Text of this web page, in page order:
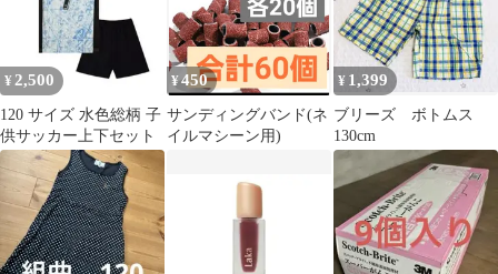
¥ 2,500
120 サイズ 水色総柄 子
供サッカー上下セット
¥450
サンディングバンド(ネ
イルマシーン用)
¥ 1,399
ブリーズ ボトムス
130cm